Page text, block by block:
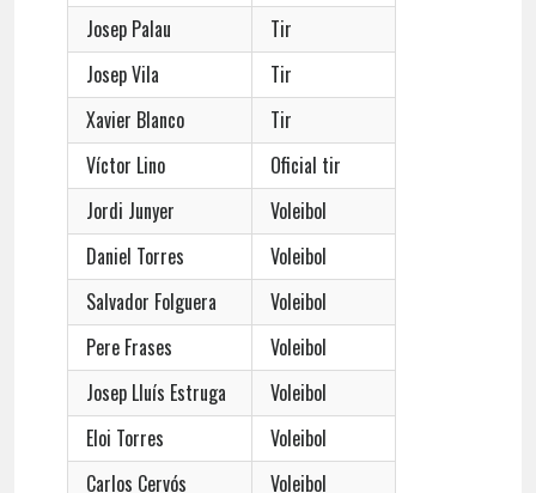
Josep Palau
Tir
Josep Vila
Tir
Xavier Blanco
Tir
Víctor Lino
Oficial tir
Jordi Junyer
Voleibol
Daniel Torres
Voleibol
Salvador Folguera
Voleibol
Pere Frases
Voleibol
Josep Lluís Estruga
Voleibol
Eloi Torres
Voleibol
Carlos Cervós
Voleibol